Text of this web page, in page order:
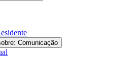
Comunicação